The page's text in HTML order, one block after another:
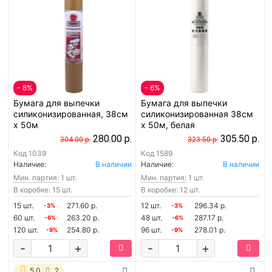
- 8%
Бумага для выпечки
силиконизированная, 38см
х 50м
304.00 р. 280.00 р.
Код 1039
Наличие:
В наличии
Мин. партия: 1 шт.
В коробке: 15 шт.
15 шт.
-3%
271.60 р.
60 шт.
-6%
263.20 р.
120 шт.
-9% 254.80 р.
+
-
- 6%
Бумага для выпечки
силиконизированная 38см
х 50м, белая
323.50 р. 305.50 р.
Код 1589
Наличие:
В наличии
Мин. партия: 1 шт.
В коробке: 12 шт.
12 шт.
-3%
296.34 р.
48 шт.
-6%
287.17 р.
96 шт.
-9% 278.01 р.
+
-